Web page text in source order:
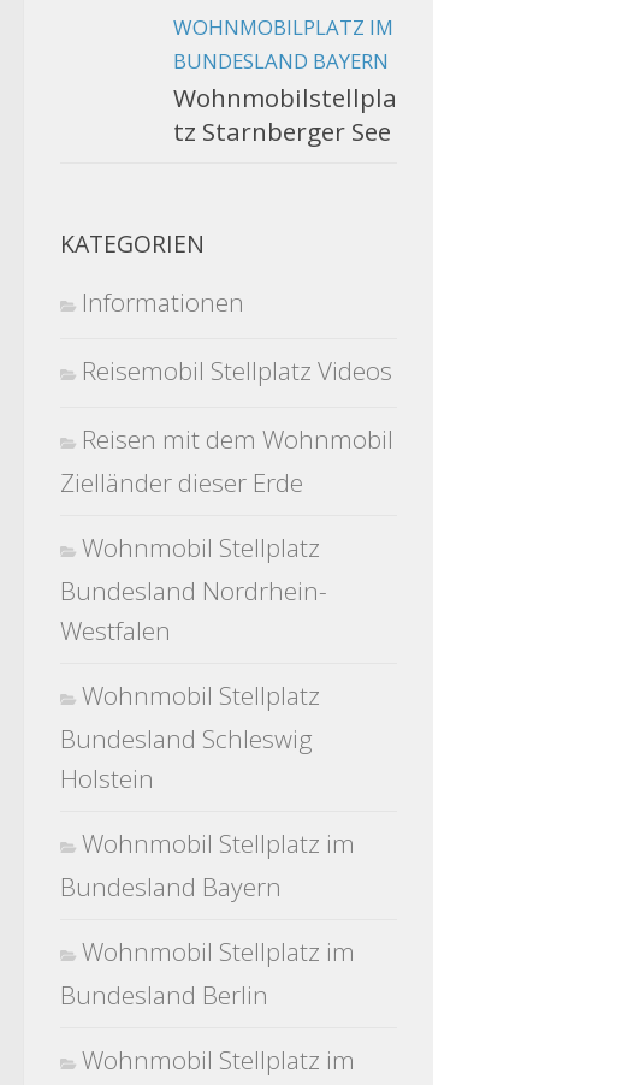
WOHNMOBILPLATZ IM
BUNDESLAND BAYERN
Wohnmobilstellpla
tz Starnberger See
KATEGORIEN
Informationen
Reisemobil Stellplatz Videos
Reisen mit dem Wohnmobil
Zielländer dieser Erde
Wohnmobil Stellplatz
Bundesland Nordrhein-
Westfalen
Wohnmobil Stellplatz
Bundesland Schleswig
Holstein
Wohnmobil Stellplatz im
Bundesland Bayern
Wohnmobil Stellplatz im
Bundesland Berlin
Wohnmobil Stellplatz im